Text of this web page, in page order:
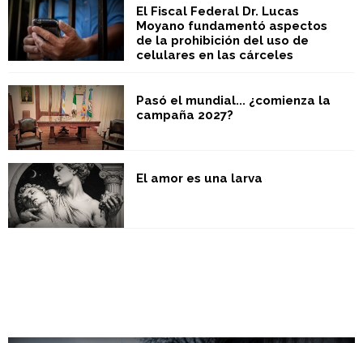
El Fiscal Federal Dr. Lucas
Moyano fundamentó aspectos
de la prohibición del uso de
celulares en las cárceles
Pasó el mundial... ¿comienza la
campaña 2027?
El amor es una larva